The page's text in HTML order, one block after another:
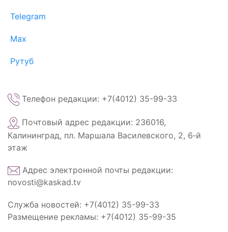
Telegram
Max
Рутуб
Телефон редакции: +7(4012) 35-99-33
Почтовый адрес редакции: 236016,
Калининград, пл. Маршала Василевского, 2, 6‑й
этаж
Адрес электронной почты редакции:
novosti@kaskad.tv
Служба новостей: +7(4012) 35-99-33
Размещение рекламы: +7(4012) 35-99-35